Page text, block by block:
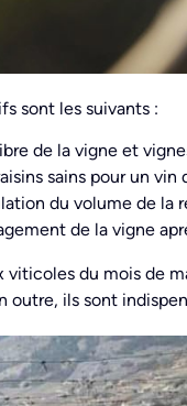
sont les suivants :
de la vigne et
sains pour un
du volume de la
de la vigne
viticoles du mois de
outre, ils sont